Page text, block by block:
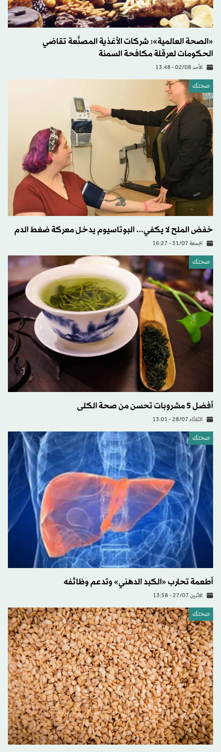
«الصحة العالمية»: شركات الأغذية المصنَّعة تقاضي
الحكومات لعرقلة مكافحة السمنة
الأحد 02/08 - 13:48
صحتك
خفض الملح لا يكفي... البوتاسيوم يدخل معركة ضغط الدم
الجمعة 31/07 - 16:27
صحتك
أفضل 5 مشروبات تحسن من صحة الكلى
الثلاثاء 28/07 - 13:01
صحتك
أطعمة تحارب «الكبد الدهني» وتدعم وظائفه
الاثنين 27/07 - 13:58
صحتك